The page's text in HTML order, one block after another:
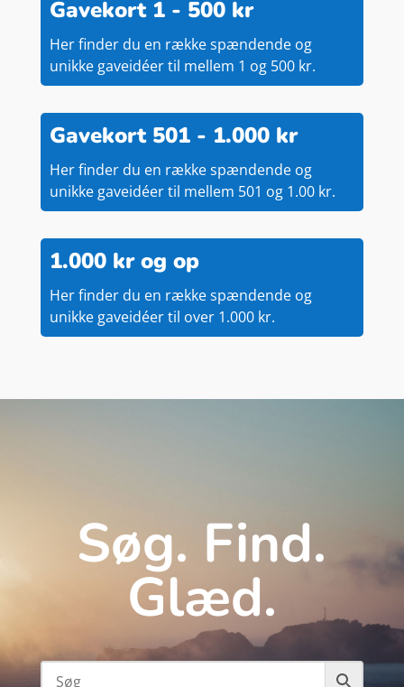
Gavekort 1 - 500 kr
Her finder du en række spændende og
unikke gaveidéer til mellem 1 og 500 kr.
Gavekort 501 - 1.000 kr
Her finder du en række spændende og
unikke gaveidéer til mellem 501 og 1.00 kr.
1.000 kr og op
Her finder du en række spændende og
unikke gaveidéer til over 1.000 kr.
Søg. Find.
Glæd.